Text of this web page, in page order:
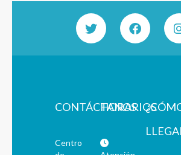
CONTÁCTANOS
Centro
HORARIOS